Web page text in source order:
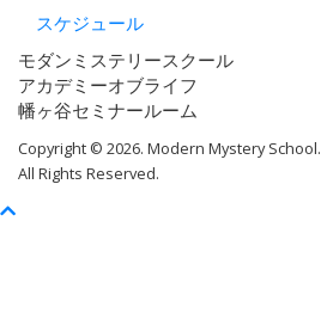
スケジュール
モダンミステリースクール
アカデミーオブライフ
幡ヶ谷セミナールーム
Copyright © 2026. Modern Mystery School.
All Rights Reserved.